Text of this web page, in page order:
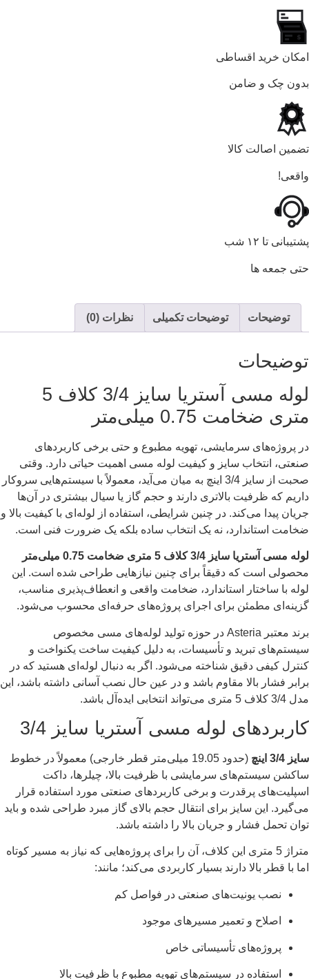
امکان خرید اقساطی
بدون چک و ضامن
تضمین اصالت کالا
واقعی!
پشتیبانی تا ۱۲ شب
حتی جمعه ها
توضیحات توضیحات تکمیلی نظرات (0)
توضیحات
لوله مسی آستریا سایز 3/4 کلاف 5
متری ضخامت 0.75 میلی‌متر
در پروژه‌های سرمایشی، تهویه مطبوع و حتی برخی کاربردهای
صنعتی، انتخاب سایز و کیفیت لوله مسی اهمیت حیاتی دارد. وقتی
صحبت از سایز 3/4 اینچ به میان می‌آید، معمولاً با سیستم‌هایی سروکار
داریم که ظرفیت بالاتری دارند و حجم گاز یا سیال بیشتری در آن‌ها
جریان پیدا می‌کند. در چنین شرایطی، استفاده از لوله‌ای با کیفیت بالا و
ضخامت استاندارد، نه یک انتخاب ساده بلکه یک ضرورت فنی است.
لوله مسی آستریا سایز 3/4 کلاف 5 متری ضخامت 0.75 میلی‌متر
محصولی است که دقیقاً برای چنین نیازهایی طراحی شده است. این
لوله با ساختار استاندارد، ضخامت واقعی و انعطاف‌پذیری مناسب،
گزینه‌ای مطمئن برای اجرای پروژه‌های حرفه‌ای محسوب می‌شود.
برند معتبر Asteria در حوزه تولید لوله‌های مسی مخصوص
سیستم‌های تبرید و تأسیسات، به دلیل کیفیت ساخت یکنواخت و
کنترل کیفی دقیق شناخته می‌شود. اگر به دنبال لوله‌ای هستید که در
برابر فشار بالا مقاوم باشد و در عین حال نصب آسانی داشته باشد، این
مدل 3/4 کلاف 5 متری می‌تواند انتخابی ایده‌آل باشد.
کاربردهای لوله مسی آستریا سایز 3/4
سایز 3/4 اینچ
(حدود 19.05 میلی‌متر قطر خارجی) معمولاً در خطوط
ساکشن سیستم‌های سرمایشی با ظرفیت بالا، چیلرها، داکت
اسپلیت‌های پرقدرت و برخی کاربردهای صنعتی مورد استفاده قرار
می‌گیرد. این سایز برای انتقال حجم بالای گاز مبرد طراحی شده و باید
توان تحمل فشار و جریان بالا را داشته باشد.
متراژ 5 متری این کلاف، آن را برای پروژه‌هایی که نیاز به مسیر کوتاه
اما با قطر بالا دارند بسیار کاربردی می‌کند؛ مانند:
نصب یونیت‌های صنعتی در فواصل کم
اصلاح و تعمیر مسیرهای موجود
پروژه‌های تأسیساتی خاص
استفاده در سیستم‌های تهویه مطبوع با ظرفیت بالا